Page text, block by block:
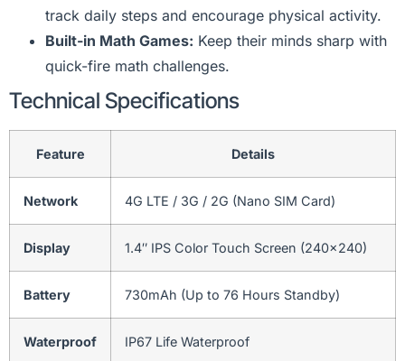
track daily steps and encourage physical activity.
Built-in Math Games: Keep their minds sharp with
quick-fire math challenges.
Technical Specifications
Feature Details
Network 4G LTE / 3G / 2G (Nano SIM Card)
Display 1.4″ IPS Color Touch Screen (240×240)
Battery 730mAh (Up to 76 Hours Standby)
Waterproof IP67 Life Waterproof